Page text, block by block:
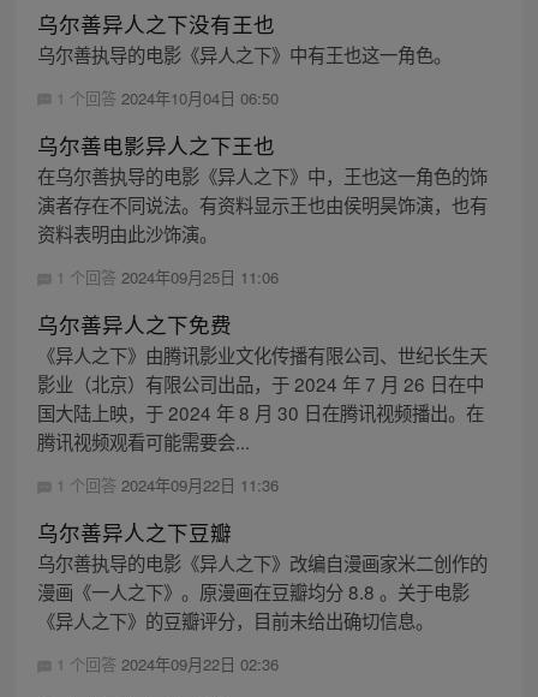
乌尔善异人之下没有王也
乌尔善执导的电影《异人之下》中有王也这一角色。
1 个回答 2024年10月04日 06:50
乌尔善电影异人之下王也
在乌尔善执导的电影《异人之下》中，王也这一角色的饰
演者存在不同说法。有资料显示王也由侯明昊饰演，也有
资料表明由此沙饰演。
1 个回答 2024年09月25日 11:06
乌尔善异人之下免费
《异人之下》由腾讯影业文化传播有限公司、世纪长生天
影业（北京）有限公司出品，于 2024 年 7 月 26 日在中
国大陆上映，于 2024 年 8 月 30 日在腾讯视频播出。在
腾讯视频观看可能需要会...
1 个回答 2024年09月22日 11:36
乌尔善异人之下豆瓣
乌尔善执导的电影《异人之下》改编自漫画家米二创作的
漫画《一人之下》。原漫画在豆瓣均分 8.8 。关于电影
《异人之下》的豆瓣评分，目前未给出确切信息。
1 个回答 2024年09月22日 02:36